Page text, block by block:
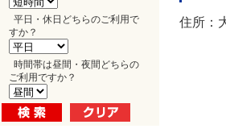
平日・休日どちらのご利用で
すか？
時間帯は昼間・夜間どちらの
ご利用ですか？
住所：